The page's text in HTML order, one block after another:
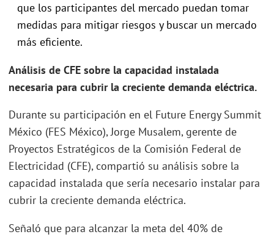
que los participantes del mercado puedan tomar
medidas para mitigar riesgos y buscar un mercado
más eficiente.
Análisis de CFE sobre la capacidad instalada
necesaria para cubrir la creciente demanda eléctrica.
Durante su participación en el Future Energy Summit
México (FES México), Jorge Musalem, gerente de
Proyectos Estratégicos de la Comisión Federal de
Electricidad (CFE), compartió su análisis sobre la
capacidad instalada que sería necesario instalar para
cubrir la creciente demanda eléctrica.
Señaló que para alcanzar la meta del 40% de